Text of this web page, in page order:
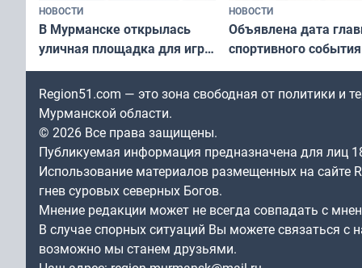
НОВОСТИ
В Мурманске открылась
уличная площадка для игры
в падел
НОВОСТИ
Объявлена дата
спортивного события
Заполярья: как
фестиваль
Region51.com — это зона свободная от политики и
Мурманской области.
© 2026 Все права защищены.
Публикуемая информация предназначена для лиц
Использование материалов размещенных на сайте
гнев суровых северных Богов.
Мнение редакции может не всегда совпадать с
В случае спорных ситуаций Вы можете связаться
возможно мы станем друзьями.